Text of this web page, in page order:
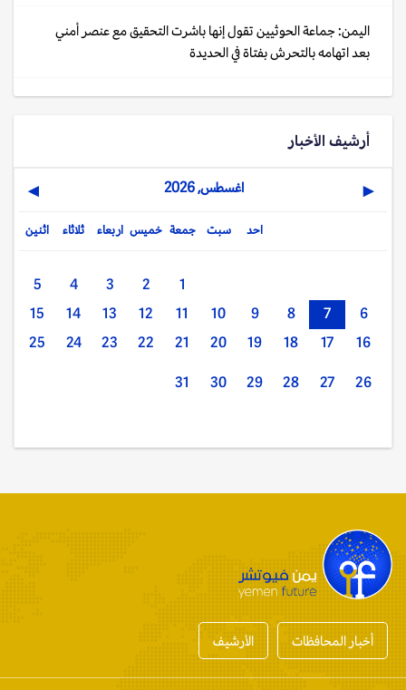
اليمن: جماعة الحوثيين تقول إنها باشرت التحقيق مع عنصر أمني
بعد اتهامه بالتحرش بفتاة في الحديدة
أرشيف الأخبار
◀ اغسطس, 2026 ▶
اثنين ثلاثاء اربعاء خميس جمعة سبت احد
1
2
3
4
5
6
7
8
9
10
11
12
13
14
15
16
17
18
19
20
21
22
23
24
25
26
27
28
29
30
31
أخبار المحافظات الأرشيف